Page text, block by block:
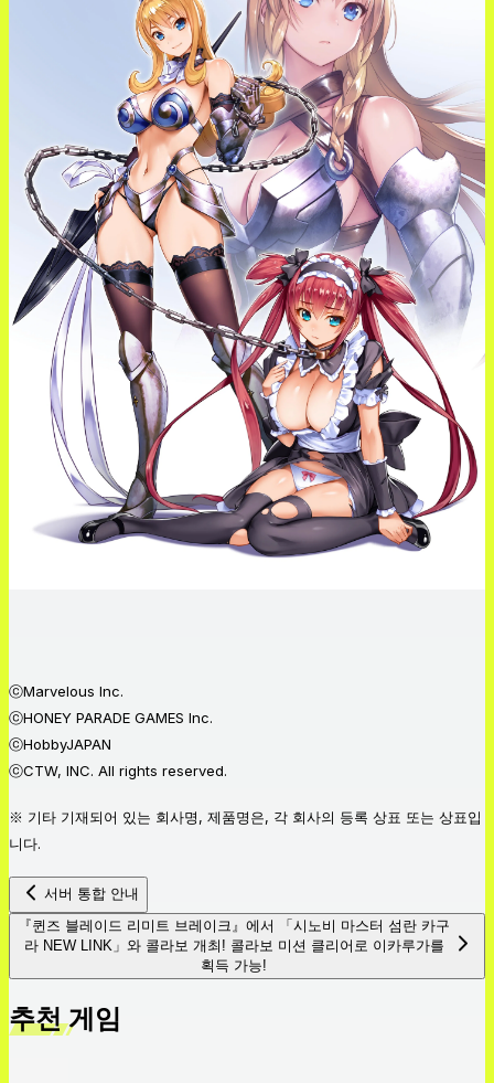
ⓒMarvelous Inc.
ⓒHONEY PARADE GAMES Inc.
ⓒHobbyJAPAN
ⓒCTW, INC. All rights reserved.
※ 기타 기재되어 있는 회사명, 제품명은, 각 회사의 등록 상표 또는 상표입
니다.
서버 통합 안내
『퀸즈 블레이드 리미트 브레이크』에서 「시노비 마스터 섬란 카구
라 NEW LINK」와 콜라보 개최! 콜라보 미션 클리어로 이카루가를
획득 가능!
추천 게임